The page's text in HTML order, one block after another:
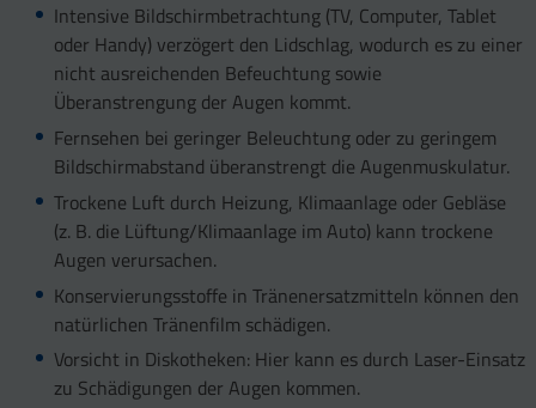
Intensive Bildschirmbetrachtung (TV, Computer, Tablet
oder Handy) verzögert den Lidschlag, wodurch es zu einer
nicht ausreichenden Befeuchtung sowie
Überanstrengung der Augen kommt.
Fernsehen bei geringer Beleuchtung oder zu geringem
Bildschirmabstand überanstrengt die Augenmuskulatur.
Trockene Luft durch Heizung, Klimaanlage oder Gebläse
(z. B. die Lüftung/Klimaanlage im Auto) kann trockene
Augen verursachen.
Konservierungsstoffe in Tränenersatzmitteln können den
natürlichen Tränenfilm schädigen.
Vorsicht in Diskotheken: Hier kann es durch Laser-Einsatz
zu Schädigungen der Augen kommen.